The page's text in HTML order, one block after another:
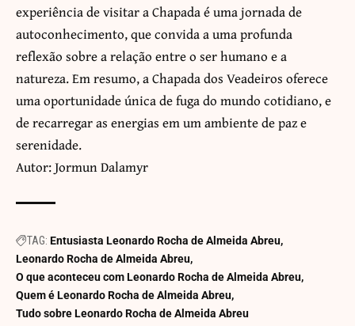
experiência de visitar a Chapada é uma jornada de
autoconhecimento, que convida a uma profunda
reflexão sobre a relação entre o ser humano e a
natureza. Em resumo, a Chapada dos Veadeiros oferece
uma oportunidade única de fuga do mundo cotidiano, e
de recarregar as energias em um ambiente de paz e
serenidade.
Autor: Jormun Dalamyr
TAG: Entusiasta Leonardo Rocha de Almeida Abreu
Leonardo Rocha de Almeida Abreu
O que aconteceu com Leonardo Rocha de Almeida Abreu
Quem é Leonardo Rocha de Almeida Abreu
Tudo sobre Leonardo Rocha de Almeida Abreu